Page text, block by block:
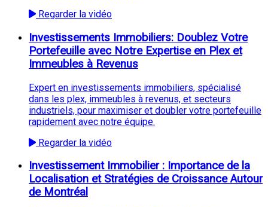
Regarder la vidéo
Investissements Immobiliers: Doublez Votre
Portefeuille avec Notre Expertise en Plex et
Immeubles à Revenus
Expert en investissements immobiliers, spécialisé
dans les plex, immeubles à revenus, et secteurs
industriels, pour maximiser et doubler votre portefeuille
rapidement avec notre équipe.
Regarder la vidéo
Investissement Immobilier : Importance de la
Localisation et Stratégies de Croissance Autour
de Montréal